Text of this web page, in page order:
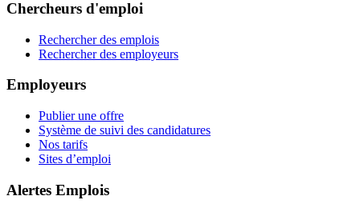
Chercheurs d'emploi
Rechercher des emplois
Rechercher des employeurs
Employeurs
Publier une offre
Système de suivi des candidatures
Nos tarifs
Sites d’emploi
Alertes Emplois